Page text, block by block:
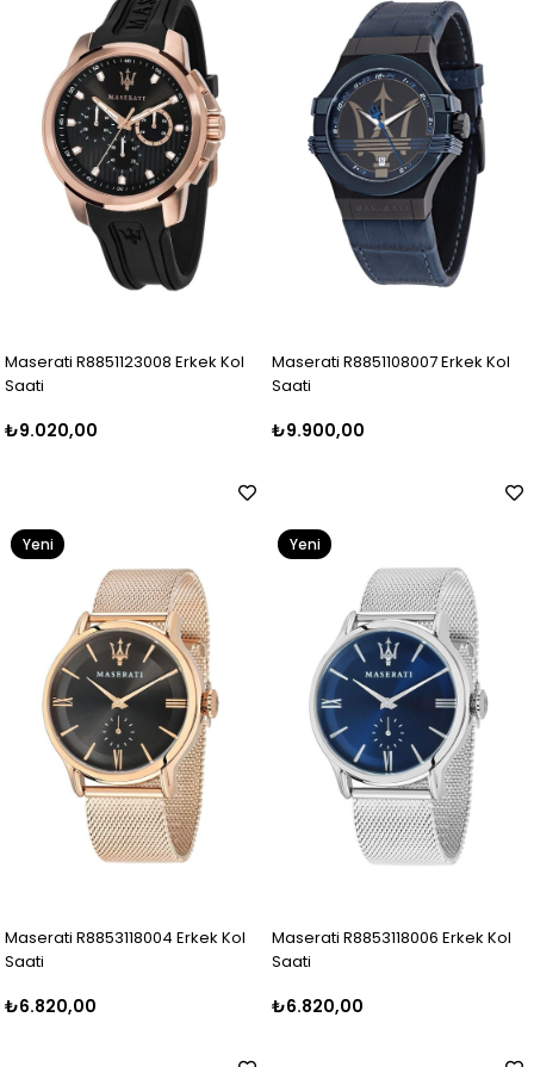
Maserati R8851123008 Erkek Kol
Saati
₺9.020,00
Maserati R8851108007 Erkek Kol
Saati
₺9.900,00
Maserati R8853118004 Erkek Kol
Saati
₺6.820,00
Yeni
Maserati R8853118006 Erkek Kol
Saati
₺6.820,00
Yeni